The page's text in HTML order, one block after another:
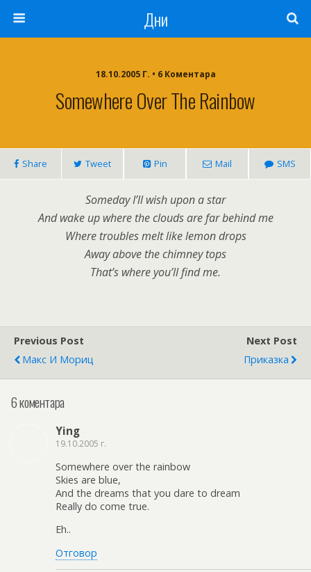
Дни
18.10.2005 Г. • 6 Коментара
Somewhere Over The Rainbow
Share Tweet Pin Mail SMS
Someday I’ll wish upon a star
And wake up where the clouds are far behind me
Where troubles melt like lemon drops
Away above the chimney tops
That’s where you’ll find me.
Previous Post
Макс И Мориц
Next Post
Приказка
6 коментара
Ying
19.10.2005 г.
Somewhere over the rainbow
Skies are blue,
And the dreams that you dare to dream
Really do come true.
Eh..
Отговор